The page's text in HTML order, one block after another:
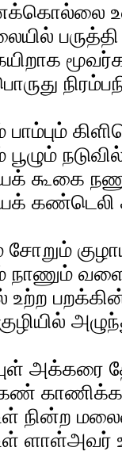
பாம்பும்
பூழும்
கூகை
கண்டெலி
சோறும்
நாணும்
உற்ற
அக்கரை
நின்ற
ளாள்அவர்